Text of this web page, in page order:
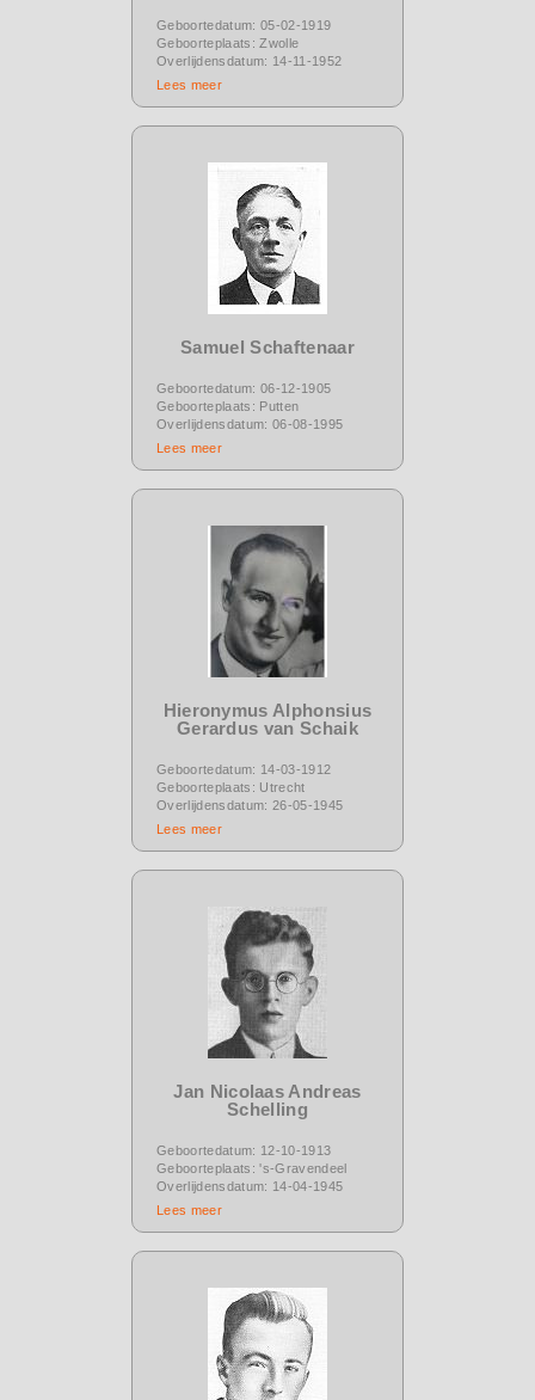
Geboortedatum: 05-02-1919
Geboorteplaats: Zwolle
Overlijdensdatum: 14-11-1952
Lees meer
Samuel Schaftenaar
Geboortedatum: 06-12-1905
Geboorteplaats: Putten
Overlijdensdatum: 06-08-1995
Lees meer
Hieronymus Alphonsius
Gerardus van Schaik
Geboortedatum: 14-03-1912
Geboorteplaats: Utrecht
Overlijdensdatum: 26-05-1945
Lees meer
Jan Nicolaas Andreas
Schelling
Geboortedatum: 12-10-1913
Geboorteplaats: 's-Gravendeel
Overlijdensdatum: 14-04-1945
Lees meer